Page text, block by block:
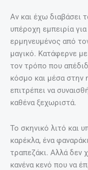
Αν και έχω διαβάσει
υπέροχη εμπειρία
ερμηνευμένος από
μαγικό. Κατάφερνε
τον τρόπο που
κόσμο και μέσα στην
επιτρέπει να
καθένα ξεχωριστά.
Το σκηνικό λιτό και
καρέκλα, ένα
τραπεζάκι. Αλλά δεν
κανένα κενό που να